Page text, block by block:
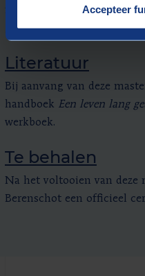
Accepteer
mogelijkheden om bij
geïnspireerd te raken.
Literatuur
Bij aanvang van deze
handboek Een leven lang
werkboek.
Te behalen
Na het voltooien van deze
Berenschot een officieel